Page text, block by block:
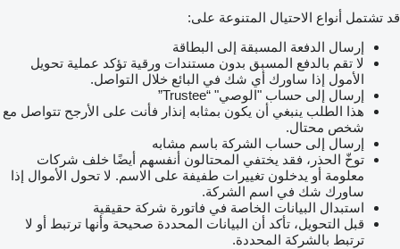
قد تشتمل أنواع الاحتيال المتنوعة على:
إرسال الدفعة المسبقة إلى البطاقة
لا تقم بالدفع المسبق بدون مستندات ورقية تؤكد عملية تحويل
الأمول إذا ساورك أي شك في البائع خلال التواصل.
إرسال إلى حساب "الوصي" “Trustee”
هذا الطلب ينبغي أن يكون بمثابه إنذار فأنت على الأرجح تتواصل مع
شخص محتال.
إرسال إلى حساب الشركة باسم مشابه
توخّ الحذر، فقد يختفي المحتالون أنفسهم أيضًا خلف شركات
معلومة أو يدخلون تغييرات طفيفة على الاسم. لا تحول الأموال إذا
ساورك شك في اسم الشركة.
استبدال البيانات الخاصة في فاتورة شركة حقيقية
قبل التحويل، تأكد أن البيانات المحددة صحيحة وأنها ترتبط أو لا
ترتبط بالشركة المحددة.